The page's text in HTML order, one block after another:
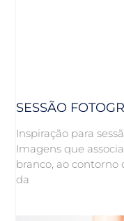
SESSÃO
Inspiração para
Imagens que
branco, ao
da